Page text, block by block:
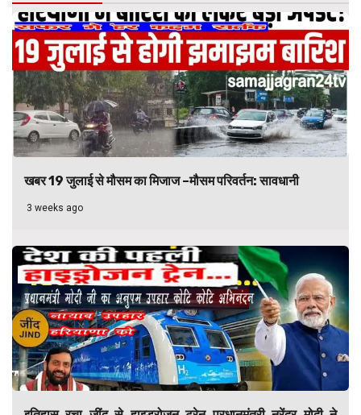
खबर 19 जुलाई से मौसम का मिजाज –मौसम परिवर्तन: सावधानी
3 weeks ago